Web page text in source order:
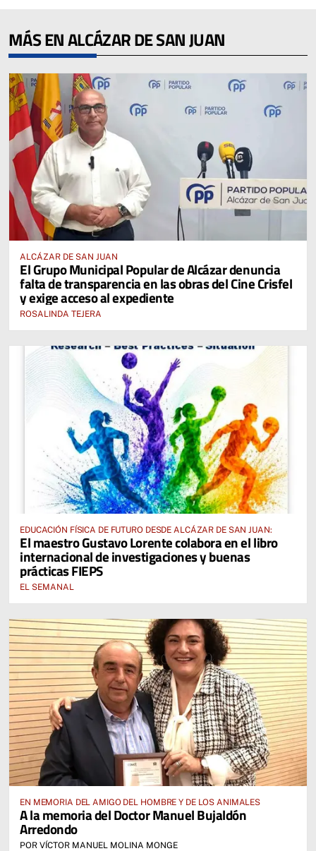
MÁS EN ALCÁZAR DE SAN JUAN
ALCÁZAR DE SAN JUAN
El Grupo Municipal Popular de Alcázar denuncia
falta de transparencia en las obras del Cine Crisfel
y exige acceso al expediente
ROSALINDA TEJERA
EDUCACIÓN FÍSICA DE FUTURO DESDE ALCÁZAR DE SAN JUAN:
El maestro Gustavo Lorente colabora en el libro
internacional de investigaciones y buenas
prácticas FIEPS
EL SEMANAL
EN MEMORIA DEL AMIGO DEL HOMBRE Y DE LOS ANIMALES
A la memoria del Doctor Manuel Bujaldón
Arredondo
POR VÍCTOR MANUEL MOLINA MONGE